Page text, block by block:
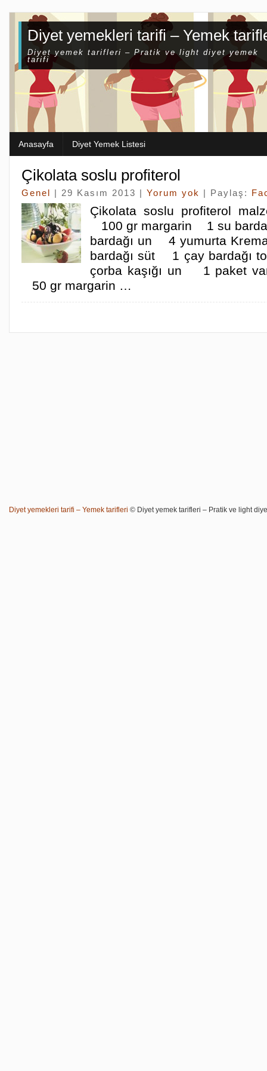
Diyet yemekleri tarifi – Yemek
Diyet yemek tarifleri – Pratik ve light diyet yemek
tarifi
Anasayfa Diyet Yemek Listesi
Çikolata soslu profiterol
Genel | 29 Kasım 2013 | Yorum yok | Paylaş:
Çikolata soslu profiterol
100 gr margarin 1 su
bardağı un 4 yumurta
bardağı süt 1 çay bardağı
çorba kaşığı un 1 paket
50 gr margarin …
Diyet yemekleri tarifi – Yemek tarifleri © Diyet yemek tarifleri – Pratik ve light